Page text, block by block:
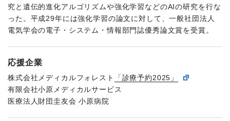
究と遺伝的進化アルゴリズムや強化学習などのAIの研究を行な
った。平成29年には強化学習の論文に対して、一般社団法人
電気学会の電子・システム・情報部門誌優秀論文賞を受賞。
応援企業
株式会社メディカルフォレスト
「診療予約2025」
有限会社小原メディカルサービス
医療法人財団圭友会 小原病院